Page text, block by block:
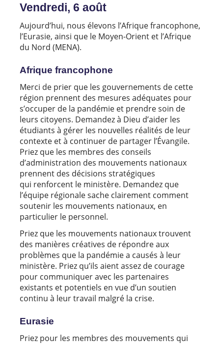
Vendredi, 6 août
Aujourd’hui, nous élevons l’Afrique francophone,
l’Eurasie, ainsi que le Moyen-Orient et l’Afrique
du Nord (MENA).
Afrique francophone
Merci de prier que les gouvernements de cette
région prennent des mesures adéquates pour
s’occuper de la pandémie et prendre soin de
leurs citoyens. Demandez à Dieu d’aider les
étudiants à gérer les nouvelles réalités de leur
contexte et à continuer de partager l’Évangile.
Priez que les membres des conseils
d’administration des mouvements nationaux
prennent des décisions stratégiques
qui renforcent le ministère. Demandez que
l’équipe régionale sache clairement comment
soutenir les mouvements nationaux, en
particulier le personnel.
Priez que les mouvements nationaux trouvent
des manières créatives de répondre aux
problèmes que la pandémie a causés à leur
ministère. Priez qu’ils aient assez de courage
pour communiquer avec les partenaires
existants et potentiels en vue d’un soutien
continu à leur travail malgré la crise.
Eurasie
Priez pour les membres des mouvements qui